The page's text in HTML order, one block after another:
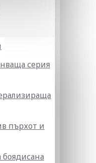
серия
пърхот и
боядисана